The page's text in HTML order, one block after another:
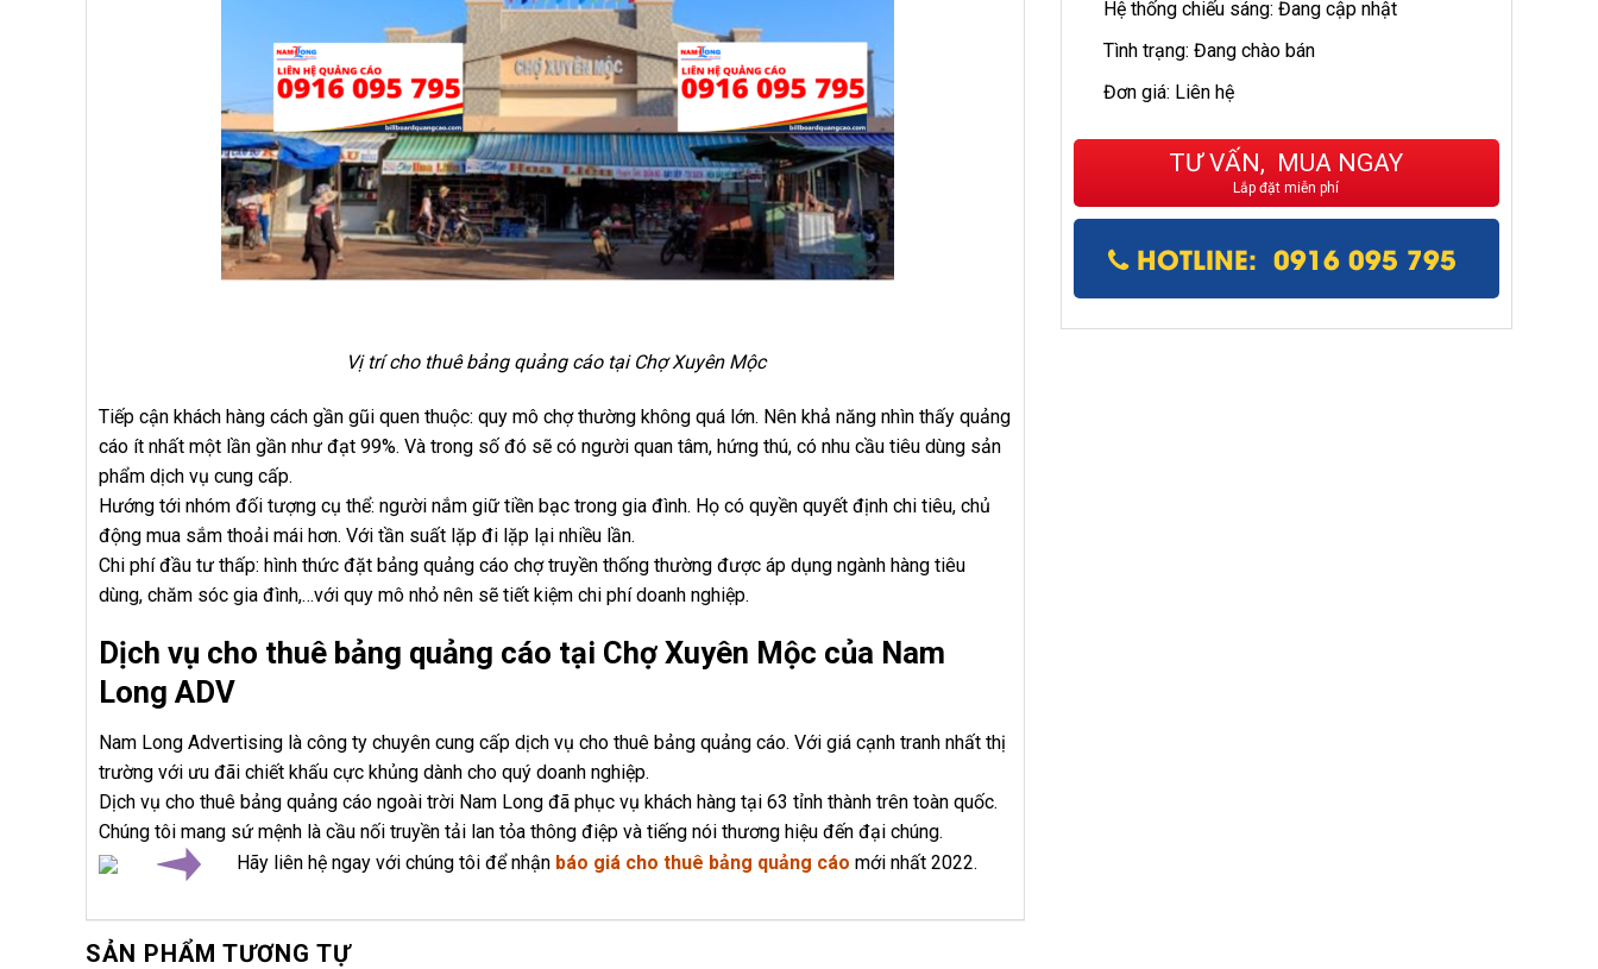
Vị trí cho thuê bảng quảng cáo tại Chợ Xuyên Mộc
Tiếp cận khách hàng cách gần gũi quen thuộc: quy mô chợ thường không quá lớn. Nên khả năng nhìn thấy quảng
cáo ít nhất một lần gần như đạt 99%. Và trong số đó sẽ có người quan tâm, hứng thú, có nhu cầu tiêu dùng sản
phẩm dịch vụ cung cấp.
Hướng tới nhóm đối tượng cụ thể: người nắm giữ tiền bạc trong gia đình. Họ có quyền quyết định chi tiêu, chủ
động mua sắm thoải mái hơn. Với tần suất lặp đi lặp lại nhiều lần.
Chi phí đầu tư thấp: hình thức đặt bảng quảng cáo chợ truyền thống thường được áp dụng ngành hàng tiêu
dùng, chăm sóc gia đình,…với quy mô nhỏ nên sẽ tiết kiệm chi phí doanh nghiệp.
Dịch vụ cho thuê bảng quảng cáo tại Chợ Xuyên Mộc của Nam
Long ADV
Nam Long Advertising là công ty chuyên cung cấp dịch vụ cho thuê bảng quảng cáo. Với giá cạnh tranh nhất thị
trường với ưu đãi chiết khấu cực khủng dành cho quý doanh nghiệp.
Dịch vụ cho thuê bảng quảng cáo ngoài trời Nam Long đã phục vụ khách hàng tại 63 tỉnh thành trên toàn quốc.
Chúng tôi mang sứ mệnh là cầu nối truyền tải lan tỏa thông điệp và tiếng nói thương hiệu đến đại chúng.
Hãy liên hệ ngay với chúng tôi để nhận báo giá cho thuê bảng quảng cáo mới nhất 2022.
SẢN PHẨM TƯƠNG TỰ
Hệ thống chiếu sáng: Đang cập nhật
Tình trạng: Đang chào bán
Đơn giá: Liên hệ
TƯ VẤN, MUA NGAY
Lắp đặt miễn phí
HOTLINE: 0916 095 795